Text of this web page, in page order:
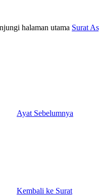
halaman utama Surat
Ayat Sebelumnya
Kembali ke Surat